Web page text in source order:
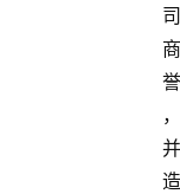
司
商
誉
，
并
造